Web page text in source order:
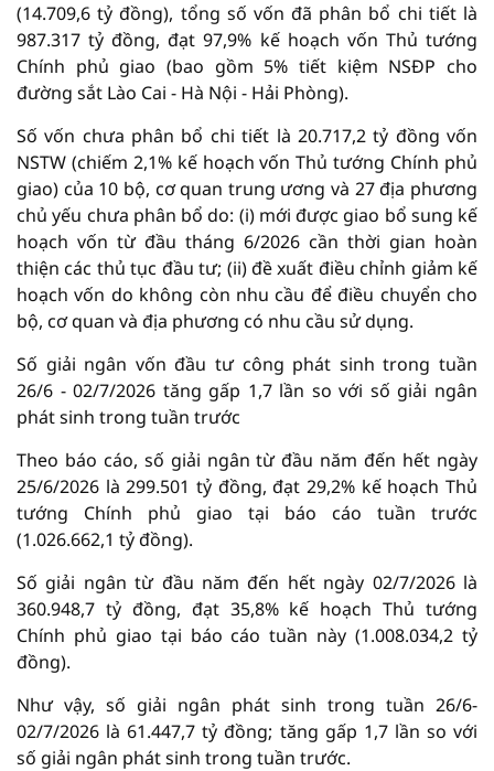
(14.709,6 tỷ đồng), tổng số vốn đã phân bổ chi tiết là
987.317 tỷ đồng, đạt 97,9% kế hoạch vốn Thủ tướng
Chính phủ giao (bao gồm 5% tiết kiệm NSĐP cho
đường sắt Lào Cai - Hà Nội - Hải Phòng).
Số vốn chưa phân bổ chi tiết là 20.717,2 tỷ đồng vốn
NSTW (chiếm 2,1% kế hoạch vốn Thủ tướng Chính phủ
giao) của 10 bộ, cơ quan trung ương và 27 địa phương
chủ yếu chưa phân bổ do: (i) mới được giao bổ sung kế
hoạch vốn từ đầu tháng 6/2026 cần thời gian hoàn
thiện các thủ tục đầu tư; (ii) đề xuất điều chỉnh giảm kế
hoạch vốn do không còn nhu cầu để điều chuyển cho
bộ, cơ quan và địa phương có nhu cầu sử dụng.
Số giải ngân vốn đầu tư công phát sinh trong tuần
26/6 - 02/7/2026 tăng gấp 1,7 lần so với số giải ngân
phát sinh trong tuần trước
Theo báo cáo, số giải ngân từ đầu năm đến hết ngày
25/6/2026 là 299.501 tỷ đồng, đạt 29,2% kế hoạch Thủ
tướng Chính phủ giao tại báo cáo tuần trước
(1.026.662,1 tỷ đồng).
Số giải ngân từ đầu năm đến hết ngày 02/7/2026 là
360.948,7 tỷ đồng, đạt 35,8% kế hoạch Thủ tướng
Chính phủ giao tại báo cáo tuần này (1.008.034,2 tỷ
đồng).
Như vậy, số giải ngân phát sinh trong tuần 26/6-
02/7/2026 là 61.447,7 tỷ đồng; tăng gấp 1,7 lần so với
số giải ngân phát sinh trong tuần trước.